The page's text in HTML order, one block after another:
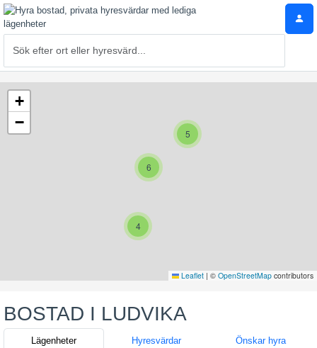
5
6
4
+
−
Leaflet | © OpenStreetMap contributors
BOSTAD I LUDVIKA
Lägenheter Hyresvärdar Önskar hyra